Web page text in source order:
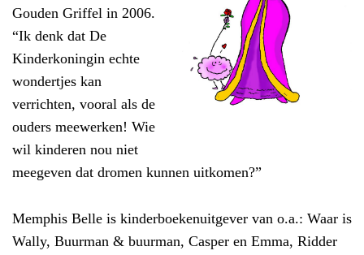
Gouden Griffel in 2006.
“Ik denk dat De
Kinderkoningin echte
wondertjes kan
verrichten, vooral als de
ouders meewerken! Wie
wil kinderen nou niet
meegeven dat dromen kunnen uitkomen?”
Memphis Belle is kinderboekenuitgever van o.a.: Waar is
Wally, Buurman & buurman, Casper en Emma, Ridder